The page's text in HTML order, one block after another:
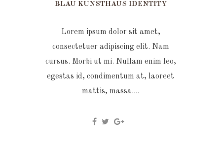
BLAU KUNSTHAUS IDENTITY
Lorem ipsum dolor sit amet,
consectetuer adipiscing elit. Nam
cursus. Morbi ut mi. Nullam enim leo,
egestas id, condimentum at, laoreet
mattis, massa....